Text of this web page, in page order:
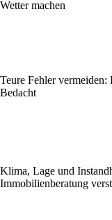
Wetter machen
Teure Fehler
Bedacht
Klima, Lage und
Immobilienberatung